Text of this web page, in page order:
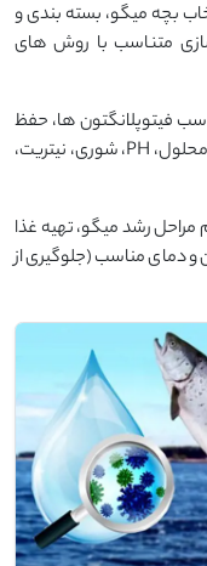
بچه میگو، بسته بندی و
متناسب با روش های
فیتوپلانگتون ها، حفظ
فاکتورهای فیزیکی و شیمیایی آب مثل اکسیژن محلول، PH، شوری، نیتریت،
رشد میگو، تهیه غذا
و دمای مناسب (جلوگیری از